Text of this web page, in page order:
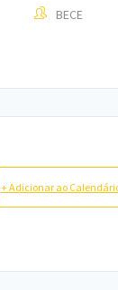
BECE
+ Adicionar ao